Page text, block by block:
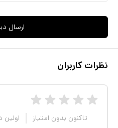
ارسال
نظرات کاربران
تاکنون بدون امتیاز اولین